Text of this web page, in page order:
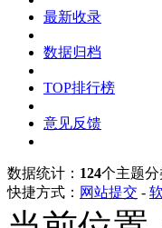
最新收录
数据归档
TOP排行榜
意见反馈
数据统计： 124个主题分
快捷方式： 网站提交 -